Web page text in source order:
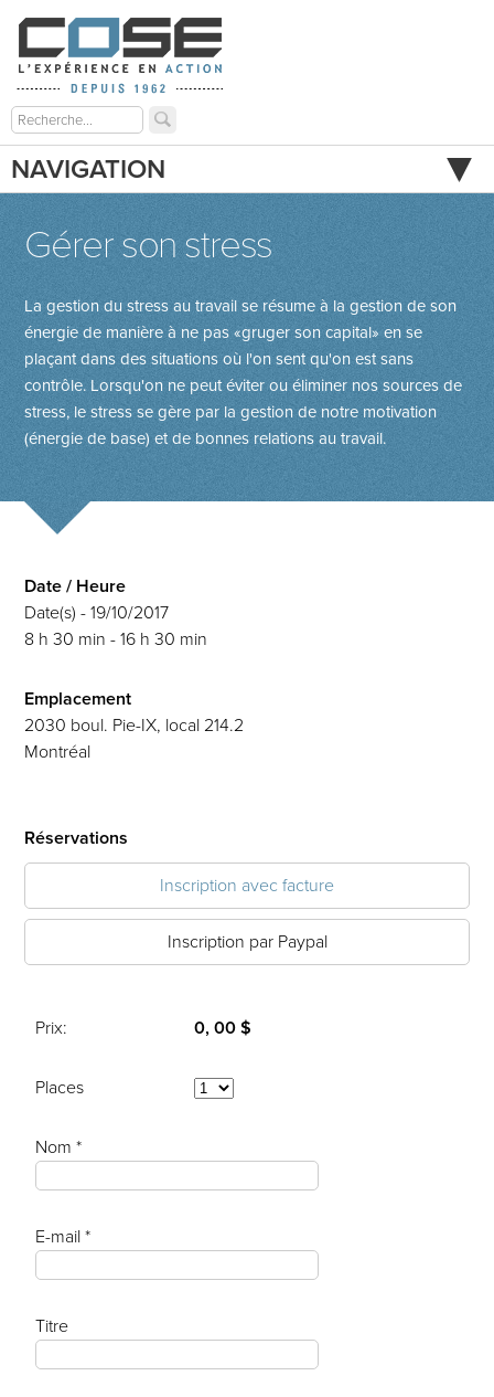
NAVIGATION
Gérer son stress
La gestion du stress au travail se résume à la gestion de son
énergie de manière à ne pas «gruger son capital» en se
plaçant dans des situations où l'on sent qu'on est sans
contrôle. Lorsqu'on ne peut éviter ou éliminer nos sources de
stress, le stress se gère par la gestion de notre motivation
(énergie de base) et de bonnes relations au travail.
Date / Heure
Date(s) - 19/10/2017
8 h 30 min - 16 h 30 min
Emplacement
2030 boul. Pie-IX, local 214.2
Montréal
Réservations
Inscription avec facture
Inscription par Paypal
Prix: 0, 00 $
Places
Nom *
E-mail *
Titre